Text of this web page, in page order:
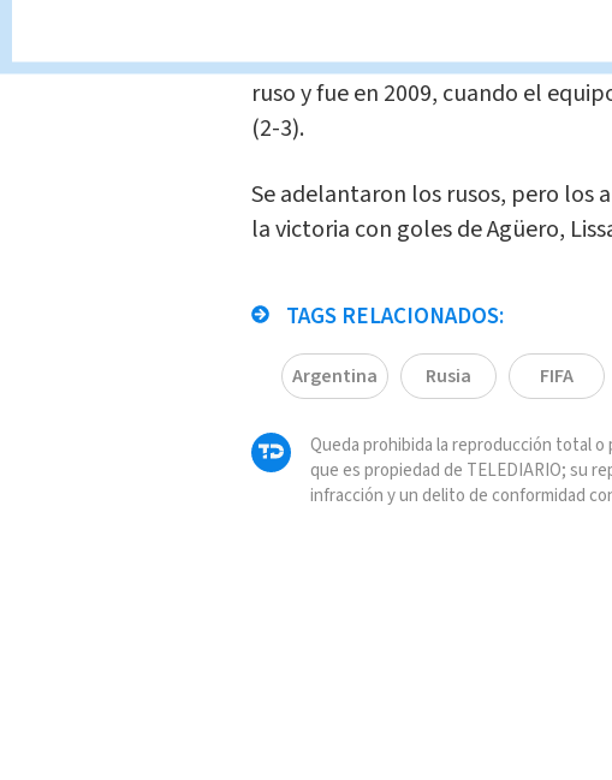
Hasta ahora, Argentina sólo ha
ruso y fue en 2009, cuando el
(2-3).
Se adelantaron los rusos, pero
la victoria con goles de Agüero,
TAGS RELACIONADOS:
Argentina Rusia FIFA
Queda prohibida la reproducción total
que es propiedad de TELEDIARIO; su
infracción y un delito de conformidad